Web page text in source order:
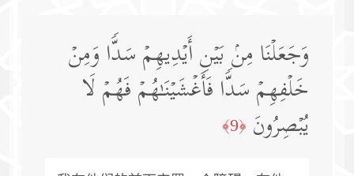
وَجَعَلۡنَا مِنۢ بَیۡنِ أَیۡدِیهِمۡ سَدࣰّا وَمِنۡ
خَلۡفِهِمۡ سَدࣰّا فَأَغۡشَیۡنَـٰهُمۡ فَهُمۡ لَا
یُبۡصِرُونَ ﴿9﴾